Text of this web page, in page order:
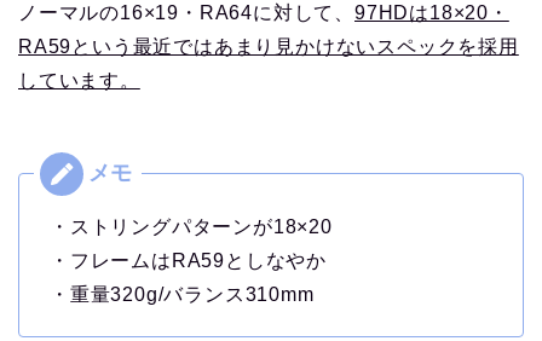
ノーマルの16×19・RA64に対して、 97HDは18×20・
RA59という最近ではあまり見かけないスペックを採用
しています。
・ストリングパターンが18×20
・フレームはRA59としなやか
・重量320g/バランス310mm